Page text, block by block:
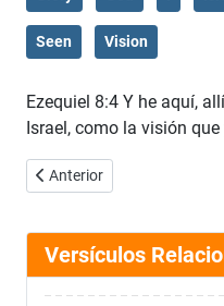
Seen Vision
Ezequiel 8:4 Y he aquí,
Israel, como la visión
Artículo anterior: Ezequiel 8:3
Anterior
Versículos